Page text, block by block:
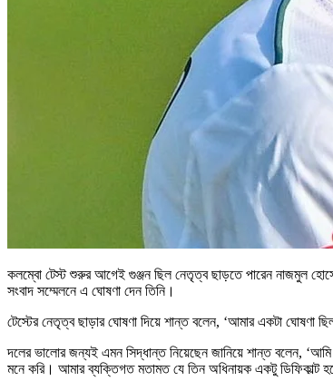
কলম্বো টেস্ট শুরুর আগেই গুঞ্জন ছিল নেতৃত্ব ছাড়তে পারেন নাজমুল
সংবাদ সম্মেলনে এ ঘোষণা দেন তিনি।
টেস্টের নেতৃত্ব ছাড়ার ঘোষণা দিয়ে শান্ত বলেন, ‘আমার একটা ঘোষণা
দলের ভালোর জন্যই এমন সিদ্ধান্ত নিয়েছেন জানিয়ে শান্ত বলেন,
মনে করি। আমার ব্যক্তিগত মতামত যে তিন অধিনায়ক একটু ডিফিকাল্ট